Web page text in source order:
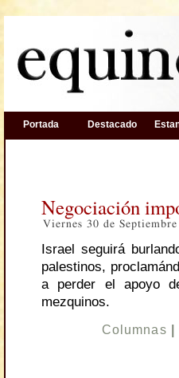
Portada Destacado
Negociación
Viernes 30 de
Israel seguirá
palestinos,
a perder el apoyo
mezquinos.
Columnas